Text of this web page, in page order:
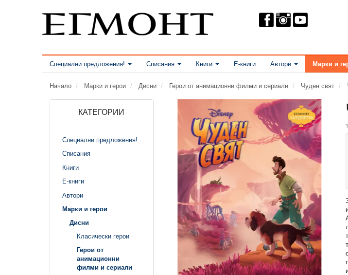
Специални предложения! Списания Книги Е-книги Автори Марки и
Начало Марки и герои Дисни Герои от анимационни филми и сериали Чуден свят
КАТЕГОРИИ
Специални предложения!
Списания
Книги
Е-книги
Автори
Марки и герои
Дисни
Класически герои
Герои от
анимационни
филми и сериали